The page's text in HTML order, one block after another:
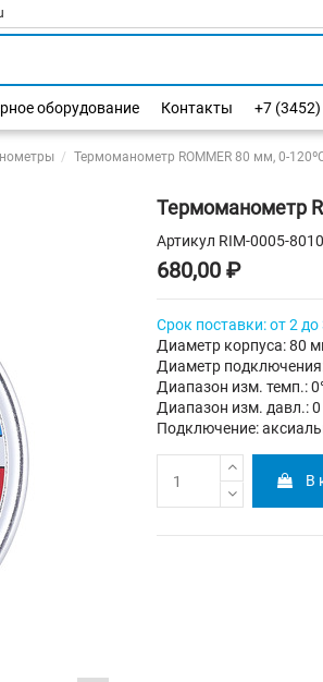
оборудование Контакты +7 (3452)
Термоманометр ROMMER 80 мм, 0-
Термоманометр
Артикул RIM-0005-
680,00 ₽
Срок поставки: от 2 до
Диаметр корпуса: 80
Диаметр
Диапазон изм. темп.:
Диапазон изм. давл.: 0
Подключение:
В